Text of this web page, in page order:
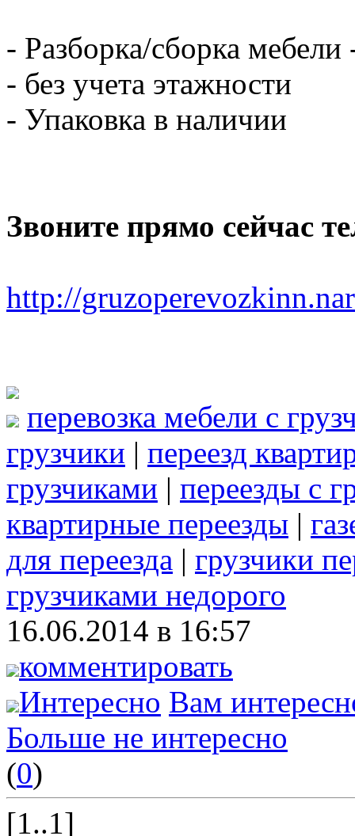
- Разборка/сборка мебели
- без учета этажности
- Упаковка в наличии
Звоните прямо сейчас
http://
перевозка мебели с
грузчики | переезд
грузчиками | переезды с
квартирные переезды |
для переезда | грузчики
грузчиками недорого
16.06.2014 в 16:57
комментировать
Интересно Вам
Больше не интересно
(0)
[1..1]